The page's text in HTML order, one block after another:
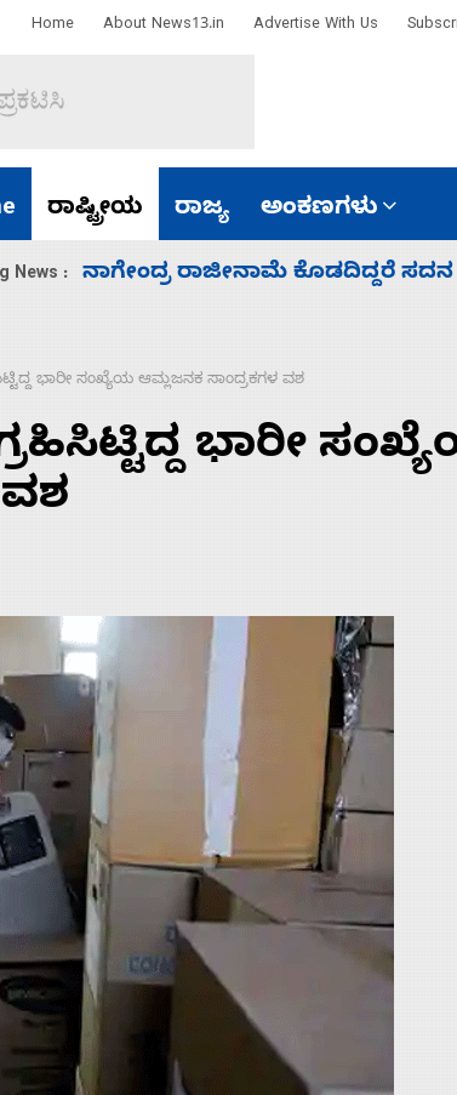
Home About News13.in Advertise With Us
ರಾಷ್ಟ್ರೀಯ ರಾಜ್ಯ ಅಂಕಣಗಳು
News : ಸಚಿವ ಸಂಪುಟ ವಿಸ್ತರಣೆ ಮಾಡಿದ್ದು
ಭಾರೀ ಸಂಖ್ಯೆಯ ಆಮ್ಲಜನಕ ಸಾಂದ್ರಕಗಳ ವಶ
ಭಾರೀ